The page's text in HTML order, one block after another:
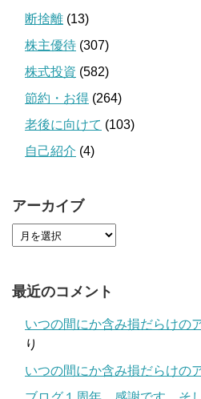
断捨離 (13)
株主優待 (307)
株式投資 (582)
節約・お得 (264)
老後に向けて (103)
自己紹介 (4)
アーカイブ
最近のコメント
いつの間にか含み損だらけの
り
いつの間にか含み損だらけの